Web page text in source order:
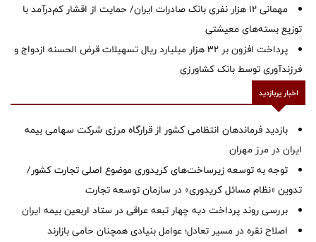
مهمانی ۱۲ هزار نفری بانک صادرات ایران/ حمایت از اقشار کم‌درآمد با
توزیع بسته‌های معیشتی
پرداخت افزون بر 32 هزار میلیارد ریال تسهیلات قرض الحسنه ازدواج و
فرزندآوری توسط بانک کشاورزی
اخبار پربازدید
بازدید فرماندهان انتظامی کشور از قرارگاه مرزی شرکت سهامی بیمه
ایران در مرز مهران
توجه به توسعه زیرساخت‌های کریدوری موضوع اصلی تجارت کشور/
تدوین «نظام مسائل کریدوری» در سازمان توسعه تجارت
بررسی روند پرداخت دیه چهار تبعه عراقی در ستاد اربعین بیمه ایران
اصلاح نقره در مسیر تعادل؛ عوامل بنیادی همچنان حامی بازارند